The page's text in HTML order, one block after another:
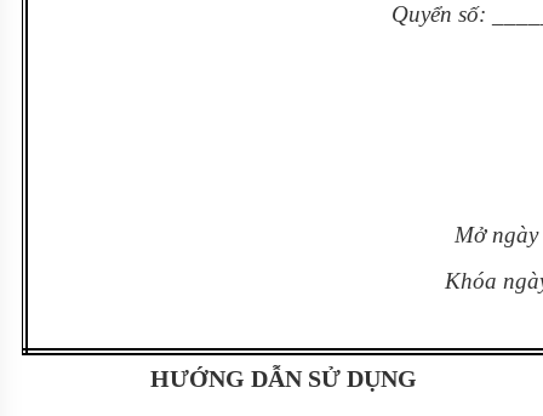
Quyển số:
Mở
Khóa
HƯỚNG DẪN SỬ DỤNG